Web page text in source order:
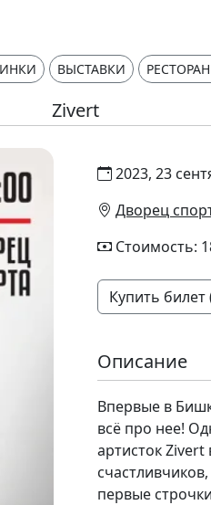
ВЫСТАВКИ
Zivert
2023, 23
Дворец
Стоимость:
Купить билет
Описание
Впервые в
всё про нее!
артисток
первые